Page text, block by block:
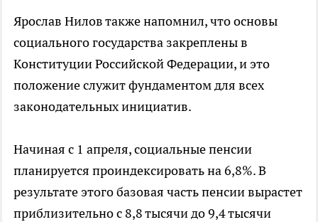
Ярослав Нилов также напомнил, что основы
социального государства закреплены в
Конституции Российской Федерации, и это
положение служит фундаментом для всех
законодательных инициатив.
Начиная с 1 апреля, социальные пенсии
планируется проиндексировать на 6,8%. В
результате этого базовая часть пенсии вырастет
приблизительно с 8,8 тысячи до 9,4 тысячи